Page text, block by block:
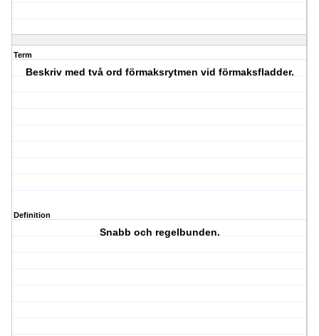
Term
Beskriv med två ord förmaksrytmen vid förmaksfladder.
Definition
Snabb och regelbunden.